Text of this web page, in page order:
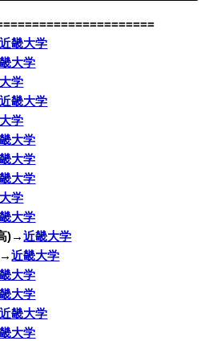
近畿大学
大学
学
近畿大学
学
大学
大学
大学
学
大学
)→近畿大学
近畿大学
大学
大学
近畿大学
大学